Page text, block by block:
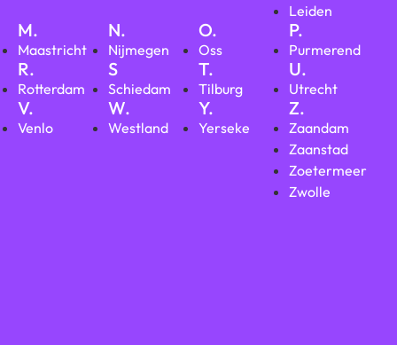
Leiden
M.
Maastricht
N.
Nijmegen
O.
Oss
P.
Purmerend
R.
Rotterdam
S
Schiedam
T.
Tilburg
U.
Utrecht
V.
Venlo
W.
Westland
Y.
Yerseke
Z.
Zaandam
Zaanstad
Zoetermeer
Zwolle